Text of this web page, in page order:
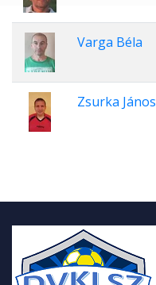
Varga Béla
Zsurka János